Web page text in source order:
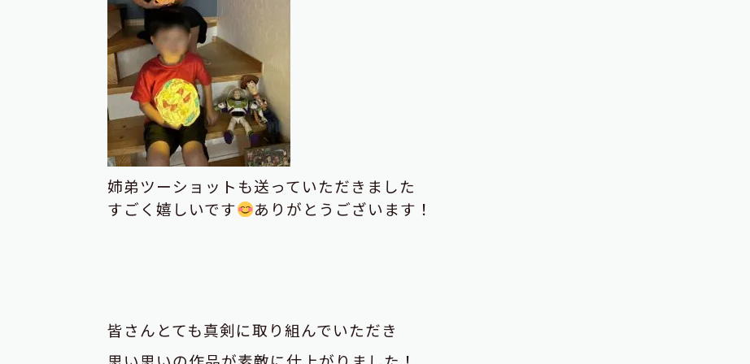
姉弟ツーショットも送っていただきました
すごく嬉しいです
ありがとうございます！
皆さんとても真剣に取り組んでいただき